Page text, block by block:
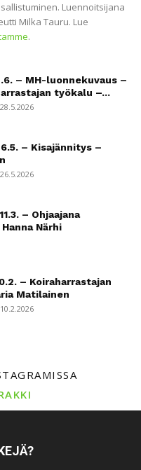
Luennoitsijana
Milka Tauru. Lue
.
– MH-luonnekuvaus –
työkalu –...
28.5.2026
– Kisajännitys –
26.5.2026
– Ohjaajana
Närhi
– Koiraharrastajan
Matilainen
10.2.2026